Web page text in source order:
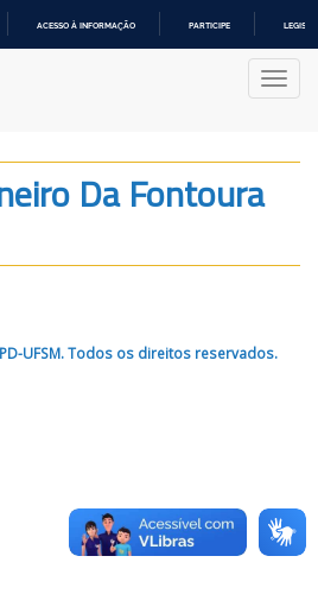
ACESSO À INFORMAÇÃO PARTICIPE
Da Fontoura
UFSM. Todos os direitos reservados.